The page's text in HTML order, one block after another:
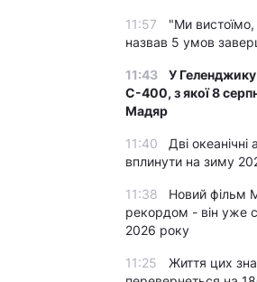
11:57
"Ми
назвав 5 умов
11:43
У
С-400, з якої 8
Мадяр
11:40
Дві
вплинути на зиму
11:38
Новий фільм
рекордом - він уже
2026 року
11:25
Життя цих